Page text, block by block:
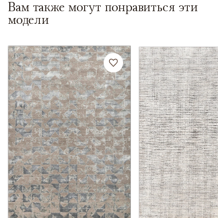
Вам также могут понравиться эти
модели